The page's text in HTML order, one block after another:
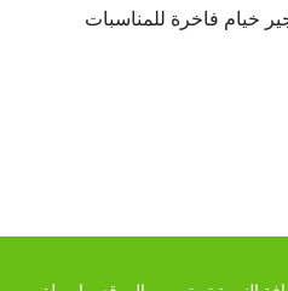
خيام فاخرة للمناسبات